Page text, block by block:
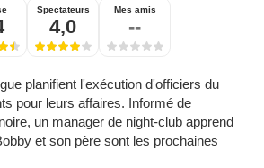
Spectateurs
4,0
Mes amis
--
planifient l'exécution d'officiers du
pour leurs affaires. Informé de
un manager de night-club apprend
et son père sont les prochaines